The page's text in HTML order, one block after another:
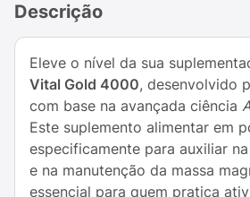
Descrição
Eleve o nível da sua
Vital Gold 4000, desenvolvido
com base na avançada ciência
Este suplemento alimentar em
especificamente para auxiliar
e na manutenção da massa
essencial para quem pratica